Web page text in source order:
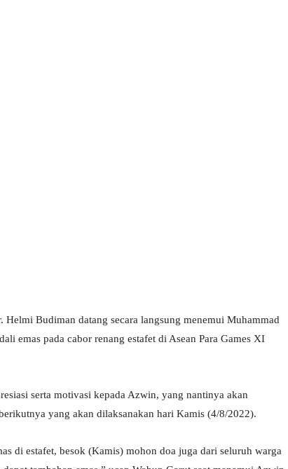
Helmi Budiman datang secara langsung menemui Muhammad
emas pada cabor renang estafet di Asean Para Games XI
serta motivasi kepada Azwin, yang nantinya akan
yang akan dilaksanakan hari Kamis (4/8/2022).
di estafet, besok (Kamis) mohon doa juga dari seluruh warga